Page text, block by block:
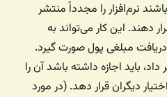
نرم‌افزار را مجدداً منتشر
دهند. این کار می‌تواند به
دریافت مبلغی پول صورت گیرد.
داد، باید اجازه داشته باشد آن را
دیگران قرار دهد. (در مورد